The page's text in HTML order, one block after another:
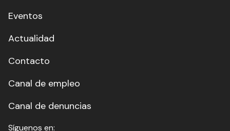
Eventos
Actualidad
Contacto
Canal de empleo
Canal de denuncias
Síguenos en: